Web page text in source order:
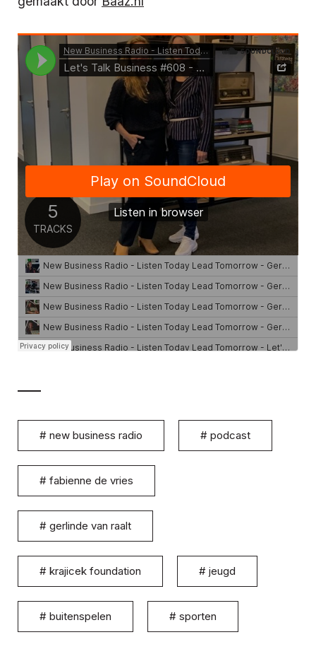
# new business radio # podcast
# fabienne de vries
# gerlinde van raalt
# krajicek foundation # jeugd
# buitenspelen # sporten